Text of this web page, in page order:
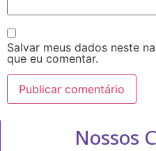
Salvar meus dados neste
que eu comentar.
Nossos